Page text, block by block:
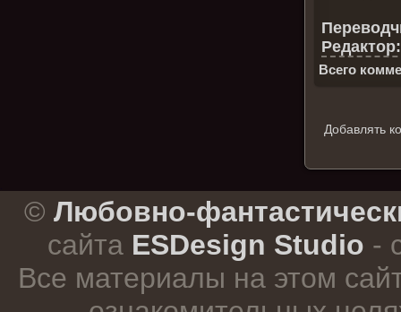
Всего
Добавлять
© Любовно-
сайта ESDesign Studio -
Все материалы на этом